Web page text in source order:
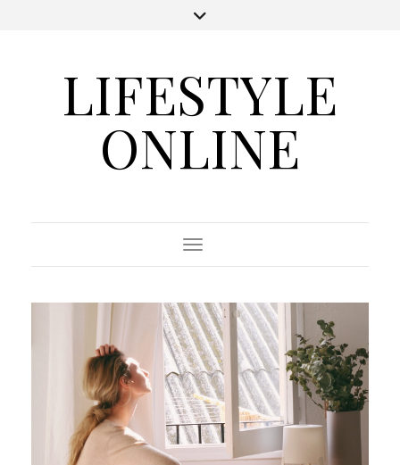
LIFESTYLE
ONLINE
Toggle Navigation